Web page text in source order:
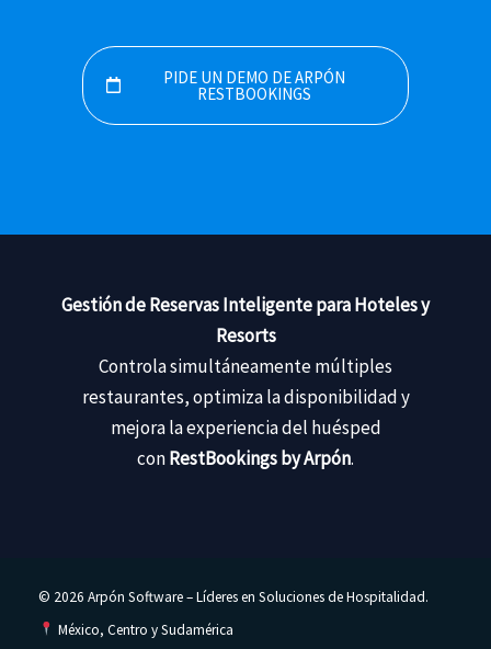
PIDE UN DEMO DE ARPÓN
RESTBOOKINGS
Gestión de Reservas Inteligente para Hoteles y
Resorts
Controla simultáneamente múltiples
restaurantes, optimiza la disponibilidad y
mejora la experiencia del huésped
conRestBookings by Arpón.
© 2026 Arpón Software – Líderes en Soluciones de Hospitalidad.
México, Centro y Sudamérica